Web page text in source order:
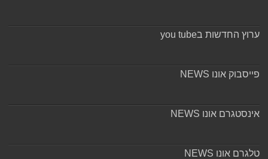
ערוץ החדשות בyou tube
פייסבוק אונו NEWS
אינסטגרם אונו NEWS
טלגרם אונו NEWS